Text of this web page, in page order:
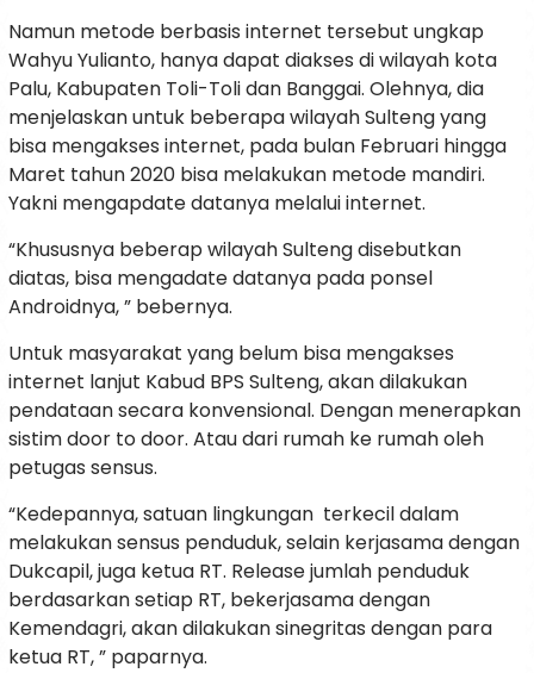
Namun metode berbasis internet tersebut ungkap
Wahyu Yulianto, hanya dapat diakses di wilayah kota
Palu, Kabupaten Toli-Toli dan Banggai. Olehnya, dia
menjelaskan untuk beberapa wilayah Sulteng yang
bisa mengakses internet, pada bulan Februari hingga
Maret tahun 2020 bisa melakukan metode mandiri.
Yakni mengapdate datanya melalui internet.
“Khususnya beberap wilayah Sulteng disebutkan
diatas, bisa mengadate datanya pada ponsel
Androidnya, ” bebernya.
Untuk masyarakat yang belum bisa mengakses
internet lanjut Kabud BPS Sulteng, akan dilakukan
pendataan secara konvensional. Dengan menerapkan
sistim door to door. Atau dari rumah ke rumah oleh
petugas sensus.
“Kedepannya, satuan lingkungan terkecil dalam
melakukan sensus penduduk, selain kerjasama dengan
Dukcapil, juga ketua RT. Release jumlah penduduk
berdasarkan setiap RT, bekerjasama dengan
Kemendagri, akan dilakukan sinegritas dengan para
ketua RT, ” paparnya.